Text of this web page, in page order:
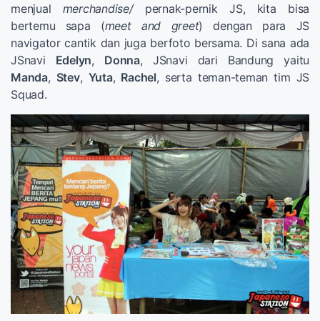
menjual merchandise/pernak-pernik JS, kita bisa
bertemu sapa (meet and greet) dengan para JS
navigator cantik dan juga berfoto bersama. Di sana ada
JSnavi Edelyn, Donna, JSnavi dari Bandung yaitu
Manda, Stev, Yuta, Rachel, serta teman-teman tim JS
Squad.